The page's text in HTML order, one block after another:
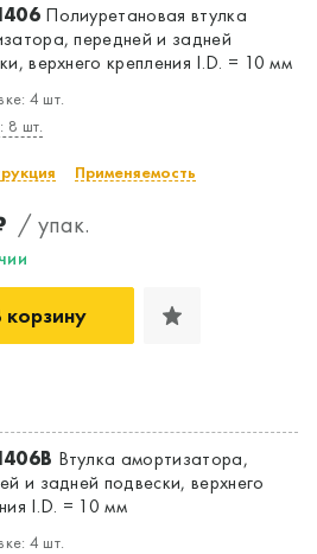
Полиуретановая втулка
передней и задней
верхнего крепления I.D. = 10 мм
4 шт.
8 шт.
Применяемость
/ упак.
корзину
Втулка амортизатора,
и задней подвески, верхнего
I.D. = 10 мм
4 шт.